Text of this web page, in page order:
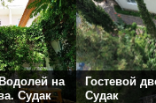
на
Судак
Гостевой
Судак